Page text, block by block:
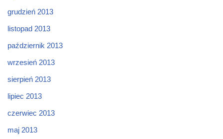
grudzień 2013
listopad 2013
październik 2013
wrzesień 2013
sierpień 2013
lipiec 2013
czerwiec 2013
maj 2013